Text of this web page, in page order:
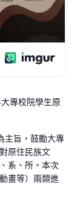
專校院學生原
主旨，鼓勵大專
原住民族文
系、所。本次
畫等）兩類進